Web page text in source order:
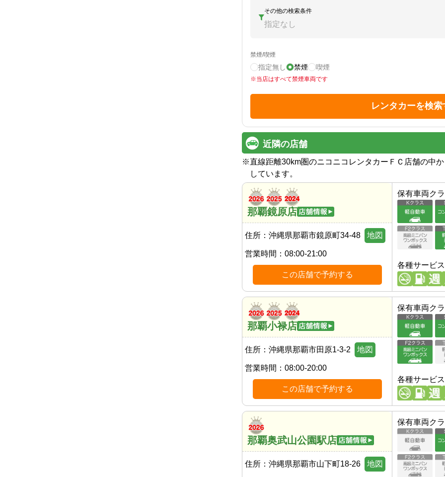
その他の検索条件
指定なし
禁煙/喫煙
指定無し 禁煙 喫煙
※当店はすべて禁煙車両です
レンタカーを検索
近隣の店舗
※直線距離30km圏のニコニコレンタカーＦＣ店舗の中
しています。
那覇鏡原店
住所： 沖縄県那覇市鏡原町34-48 地図
営業時間： 08:00-21:00
この店舗で予約する
保有車両ク
各種サービス
那覇小禄店
住所： 沖縄県那覇市田原1-3-2 地図
営業時間： 08:00-20:00
この店舗で予約する
保有車両ク
各種サービス
那覇奥武山公園駅店
住所： 沖縄県那覇市山下町18-26 地図
保有車両ク